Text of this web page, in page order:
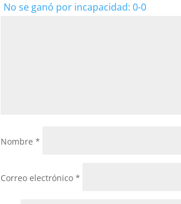
No se ganó por incapacidad: 0-0
Nombre*
Correo electrónico*